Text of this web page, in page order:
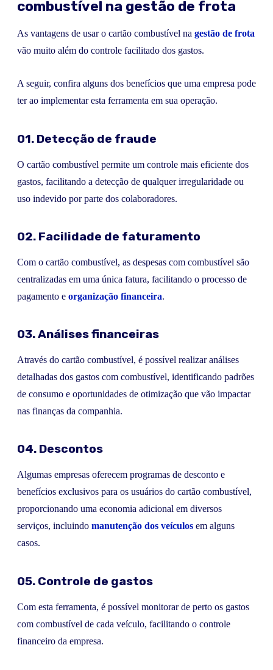
combustível na gestão de frota
As vantagens de usar o cartão combustível na gestão de frota
vão muito além do controle facilitado dos gastos.
A seguir, confira alguns dos benefícios que uma empresa pode
ter ao implementar esta ferramenta em sua operação.
01. Detecção de fraude
O cartão combustível permite um controle mais eficiente dos
gastos, facilitando a detecção de qualquer irregularidade ou
uso indevido por parte dos colaboradores.
02. Facilidade de faturamento
Com o cartão combustível, as despesas com combustível são
centralizadas em uma única fatura, facilitando o processo de
pagamento e organização financeira.
03. Análises financeiras
Através do cartão combustível, é possível realizar análises
detalhadas dos gastos com combustível, identificando padrões
de consumo e oportunidades de otimização que vão impactar
nas finanças da companhia.
04. Descontos
Algumas empresas oferecem programas de desconto e
benefícios exclusivos para os usuários do cartão combustível,
proporcionando uma economia adicional em diversos
serviços, incluindo manutenção dos veículos em alguns
casos.
05. Controle de gastos
Com esta ferramenta, é possível monitorar de perto os gastos
com combustível de cada veículo, facilitando o controle
financeiro da empresa.